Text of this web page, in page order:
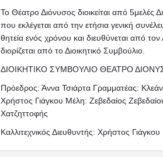
Το Θέατρο Διόνυσος διοικείται από 5μελές
που εκλέγεται από την ετήσια γενική
θητεία ενός χρόνου και διευθύνεται από
διορίζεται από το Διοικητικό Συμβούλιο.
ΔΙΟΙΚHΤΙΚΟ ΣΥΜΒΟΥΛΙΟ ΘΕΑΤΡΟ
Πρόεδρος: Άννα Τσιάρτα Γραμματέας:
Χρήστος Γιάγκου Μέλη: Ζεβεδαίος
Χατζηττοφής
Καλλιτεχνικός Διευθυντής: Χρήστος Γιάγκου